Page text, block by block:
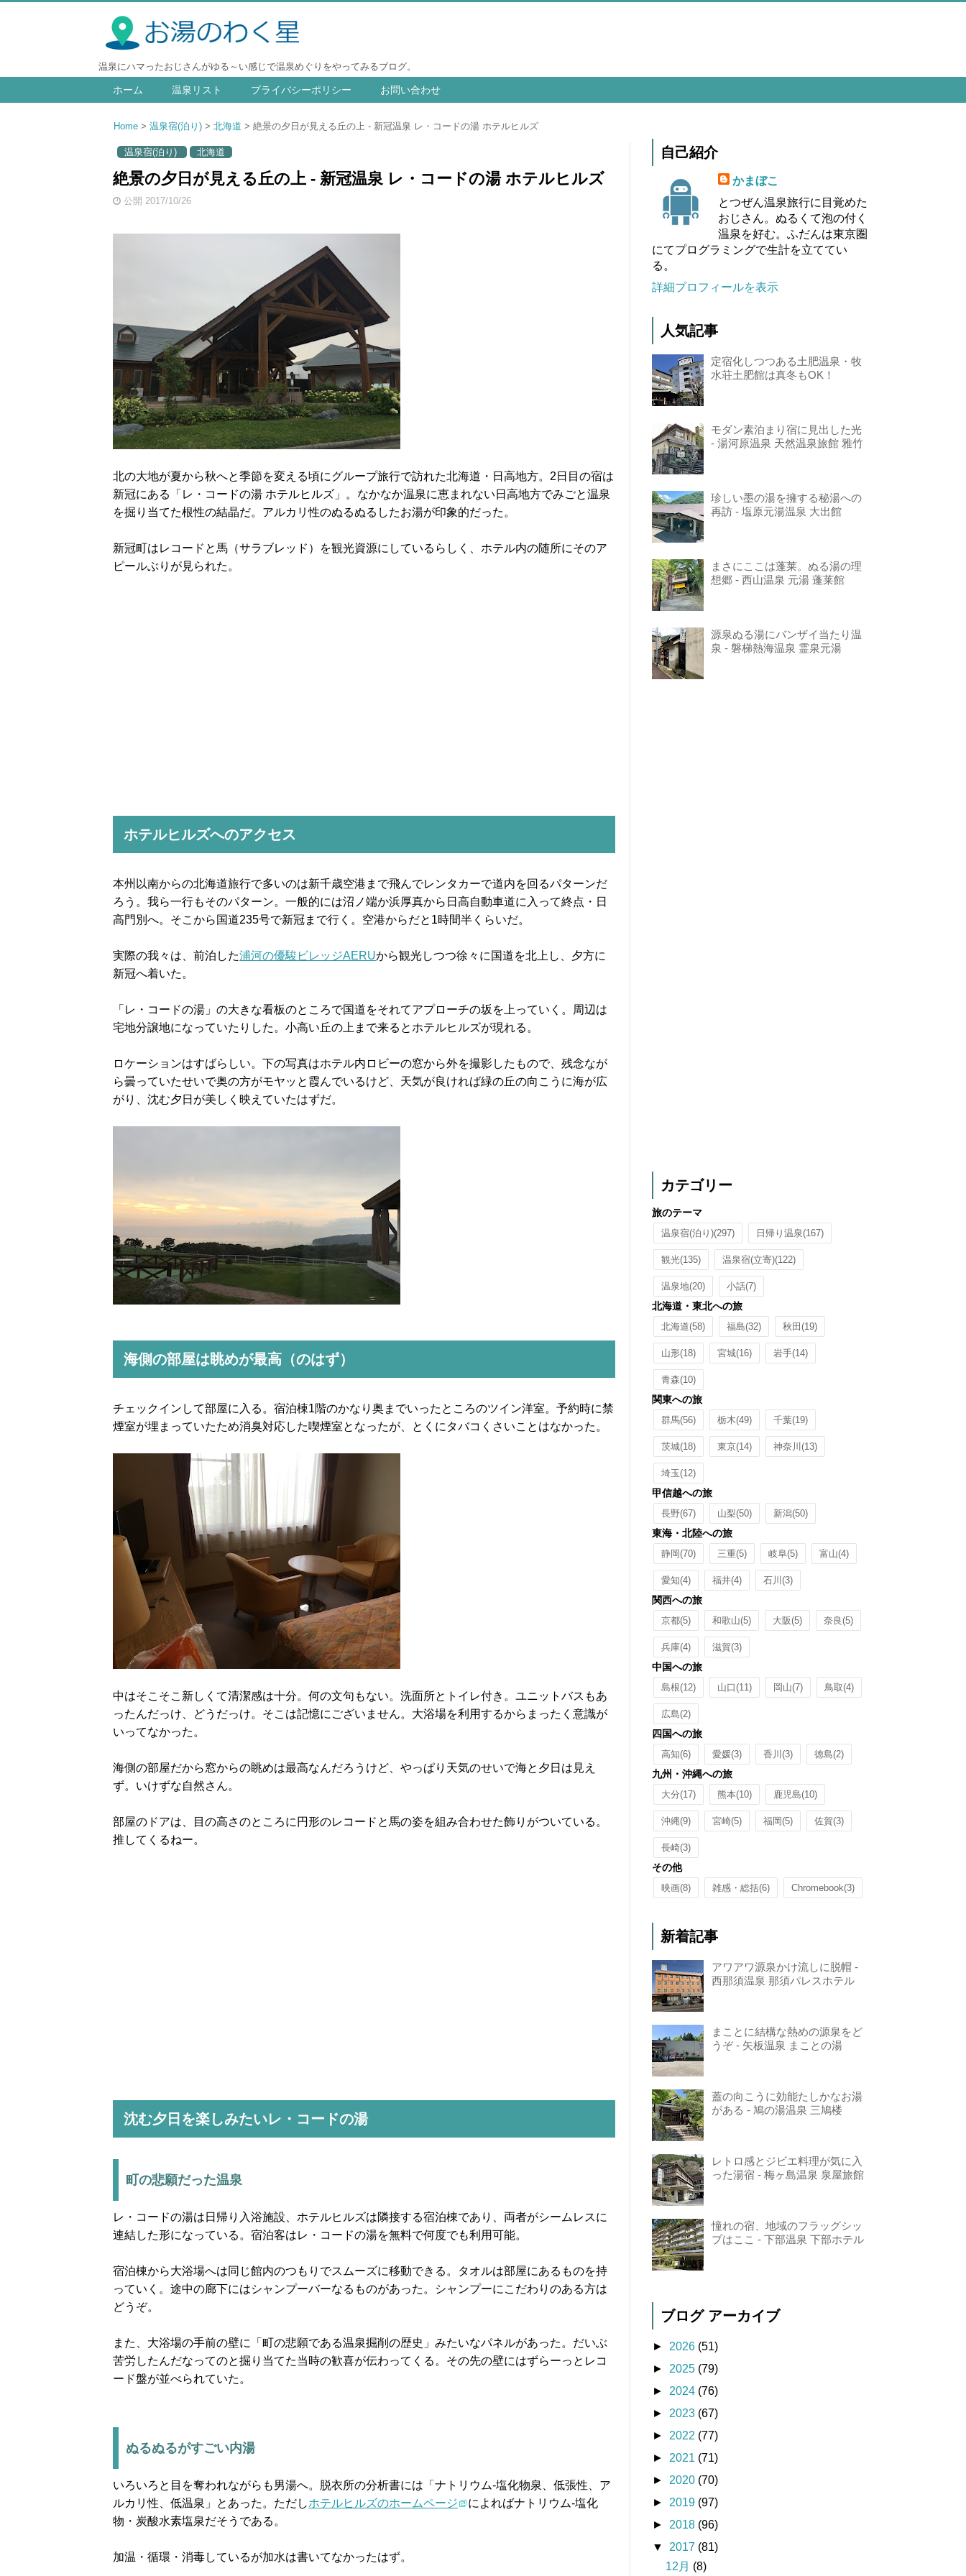
温泉にハマったおじさんがゆる～い感じで温泉めぐりをやってみるブログ。
ホーム 温泉リスト プライバシーポリシー お問い合わせ
Home 温泉宿(泊り) 北海道 絶景の夕日が見える丘の上 - 新冠温泉 レ・コードの湯 ホテルヒルズ
温泉宿(泊り) 北海道
絶景の夕日が見える丘の上 - 新冠温泉 レ・コードの湯 ホテルヒルズ
公開 2017/10/26
北の大地が夏から秋へと季節を変える頃にグループ旅行で訪れた北海道・日高地方。2日目の宿は
新冠にある「レ・コードの湯 ホテルヒルズ」。なかなか温泉に恵まれない日高地方でみごと温泉
を掘り当てた根性の結晶だ。アルカリ性のぬるぬるしたお湯が印象的だった。
新冠町はレコードと馬（サラブレッド）を観光資源にしているらしく、ホテル内の随所にそのア
ピールぶりが見られた。
ホテルヒルズへのアクセス
本州以南からの北海道旅行で多いのは新千歳空港まで飛んでレンタカーで道内を回るパターンだ
ろう。我ら一行もそのパターン。一般的には沼ノ端か浜厚真から日高自動車道に入って終点・日
高門別へ。そこから国道235号で新冠まで行く。空港からだと1時間半くらいだ。
実際の我々は、前泊した浦河の優駿ビレッジAERUから観光しつつ徐々に国道を北上し、夕方に
新冠へ着いた。
「レ・コードの湯」の大きな看板のところで国道をそれてアプローチの坂を上っていく。周辺は
宅地分譲地になっていたりした。小高い丘の上まで来るとホテルヒルズが現れる。
ロケーションはすばらしい。下の写真はホテル内ロビーの窓から外を撮影したもので、残念なが
ら曇っていたせいで奥の方がモヤッと霞んでいるけど、天気が良ければ緑の丘の向こうに海が広
がり、沈む夕日が美しく映えていたはずだ。
海側の部屋は眺めが最高（のはず）
チェックインして部屋に入る。宿泊棟1階のかなり奥までいったところのツイン洋室。予約時に禁
煙室が埋まっていたため消臭対応した喫煙室となったが、とくにタバコくさいことはなかった。
中はそこそこ新しくて清潔感は十分。何の文句もない。洗面所とトイレ付き。ユニットバスもあ
ったんだっけ、どうだっけ。そこは記憶にございません。大浴場を利用するからまったく意識が
いってなかった。
海側の部屋だから窓からの眺めは最高なんだろうけど、やっぱり天気のせいで海と夕日は見え
ず。いけずな自然さん。
部屋のドアは、目の高さのところに円形のレコードと馬の姿を組み合わせた飾りがついている。
推してくるねー。
沈む夕日を楽しみたいレ・コードの湯
町の悲願だった温泉
レ・コードの湯は日帰り入浴施設、ホテルヒルズは隣接する宿泊棟であり、両者がシームレスに
連結した形になっている。宿泊客はレ・コードの湯を無料で何度でも利用可能。
宿泊棟から大浴場へは同じ館内のつもりでスムーズに移動できる。タオルは部屋にあるものを持
っていく。途中の廊下にはシャンプーバーなるものがあった。シャンプーにこだわりのある方は
どうぞ。
また、大浴場の手前の壁に「町の悲願である温泉掘削の歴史」みたいなパネルがあった。だいぶ
苦労したんだなってのと掘り当てた当時の歓喜が伝わってくる。その先の壁にはずらーっとレコ
ード盤が並べられていた。
ぬるぬるがすごい内湯
いろいろと目を奪われながらも男湯へ。脱衣所の分析書には「ナトリウム-塩化物泉、低張性、ア
ルカリ性、低温泉」とあった。ただしホテルヒルズのホームページ
によればナトリウム-塩化
物・炭酸水素塩泉だそうである。
加温・循環・消毒しているが加水は書いてなかったはず。
自己紹介
かまぼこ
とつぜん温泉旅行に目覚めた
おじさん。ぬるくて泡の付く
温泉を好む。ふだんは東京圏
にてプログラミングで生計を立ててい
る。
詳細プロフィールを表示
人気記事
定宿化しつつある土肥温泉・牧
水荘土肥館は真冬もOK！
モダン素泊まり宿に見出した光
- 湯河原温泉 天然温泉旅館 雅竹
珍しい墨の湯を擁する秘湯への
再訪 - 塩原元湯温泉 大出館
まさにここは蓬莱。ぬる湯の理
想郷 - 西山温泉 元湯 蓬莱館
源泉ぬる湯にバンザイ当たり温
泉 - 磐梯熱海温泉 霊泉元湯
カテゴリー
旅のテーマ
温泉宿(泊り)(297) 日帰り温泉(167)
観光(135) 温泉宿(立寄)(122)
温泉地(20) 小話(7)
北海道・東北への旅
北海道(58) 福島(32) 秋田 (19)
山形(18) 宮城(16) 岩手(14)
青森(10)
関東への旅
群馬(56) 栃木(49) 千葉(19)
茨城(18) 東京(14) 神奈川 (13)
埼玉(12)
甲信越への旅
長野(67) 山梨(50) 新潟(50)
東海・北陸への旅
静岡(70) 三重(5) 岐阜(5) 富山(4)
愛知(4) 福井(4) 石川 (3)
関西への旅
京都(5) 和歌山(5) 大阪(5) 奈良(5)
兵庫(4) 滋賀(3)
中国への旅
島根(12) 山口(11) 岡山(7) 鳥取(4)
広島(2)
四国への旅
高知(6) 愛媛(3) 香川 (3) 徳島(2)
九州・沖縄への旅
大分(17) 熊本(10) 鹿児島(10)
沖縄(9) 宮崎(5) 福岡(5) 佐賀(3)
長崎(3)
その他
映画(8) 雑感・総括(6) Chromebook(3)
新着記事
アワアワ源泉かけ流しに脱帽 -
西那須温泉 那須パレスホテル
まことに結構な熱めの源泉をど
うぞ - 矢板温泉 まことの湯
蓋の向こうに効能たしかなお湯
がある - 鳩の湯温泉 三鳩楼
レトロ感とジビエ料理が気に入
った湯宿 - 梅ヶ島温泉 泉屋旅館
憧れの宿、地域のフラッグシッ
プはここ - 下部温泉 下部ホテル
ブログ アーカイブ
► 2026 (51)
► 2025 (79)
► 2024 (76)
► 2023 (67)
► 2022 (77)
► 2021 (71)
► 2020 (70)
► 2019 (97)
► 2018 (96)
▼ 2017 (81)
12月 (8)